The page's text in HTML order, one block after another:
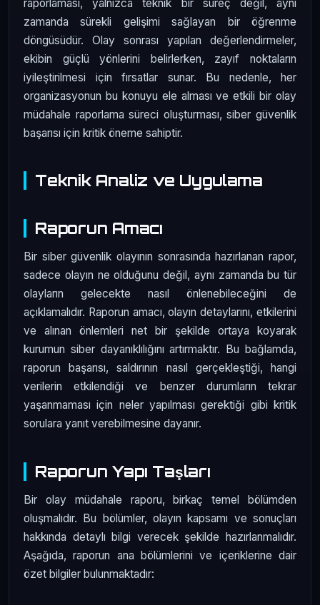
raporlaması, yalnızca teknik bir süreç değil, aynı
zamanda sürekli gelişimi sağlayan bir öğrenme
döngüsüdür. Olay sonrası yapılan değerlendirmeler,
ekibin güçlü yönlerini belirlerken, zayıf noktaların
iyileştirilmesi için fırsatlar sunar. Bu nedenle, her
organizasyonun bu konuyu ele alması ve etkili bir olay
müdahale raporlama süreci oluşturması, siber güvenlik
başarısı için kritik öneme sahiptir.
Teknik Analiz ve Uygulama
Raporun Amacı
Bir siber güvenlik olayının sonrasında hazırlanan rapor,
sadece olayın ne olduğunu değil, aynı zamanda bu tür
olayların gelecekte nasıl önlenebileceğini de
açıklamalıdır. Raporun amacı, olayın detaylarını, etkilerini
ve alınan önlemleri net bir şekilde ortaya koyarak
kurumun siber dayanıklılığını artırmaktır. Bu bağlamda,
raporun başarısı, saldırının nasıl gerçekleştiği, hangi
verilerin etkilendiği ve benzer durumların tekrar
yaşanmaması için neler yapılması gerektiği gibi kritik
sorulara yanıt verebilmesine dayanır.
Raporun Yapı Taşları
Bir olay müdahale raporu, birkaç temel bölümden
oluşmalıdır. Bu bölümler, olayın kapsamı ve sonuçları
hakkında detaylı bilgi verecek şekilde hazırlanmalıdır.
Aşağıda, raporun ana bölümlerini ve içeriklerine dair
özet bilgiler bulunmaktadır: